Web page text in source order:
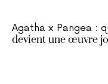
Agatha x Pangea :
devient une œuvre